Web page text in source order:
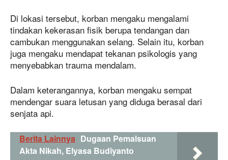
Di lokasi tersebut, korban mengaku mengalami
tindakan kekerasan fisik berupa tendangan dan
cambukan menggunakan selang. Selain itu, korban
juga mengaku mendapat tekanan psikologis yang
menyebabkan trauma mendalam.
Dalam keterangannya, korban mengaku sempat
mendengar suara letusan yang diduga berasal dari
senjata api.
Berita Lainnya Dugaan Pemalsuan
Akta Nikah, Elyasa Budiyanto